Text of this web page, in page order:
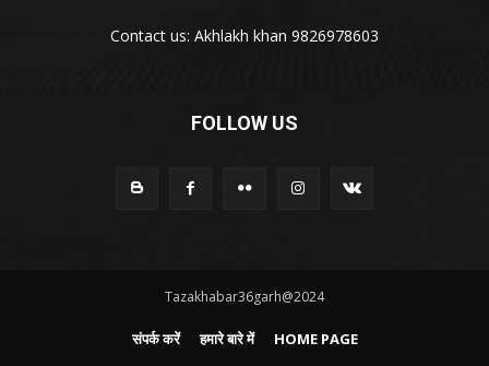
Contact us: Akhlakh khan 9826978603
FOLLOW US
Tazakhabar36garh@2024
संपर्क करें हमारे बारे में HOME PAGE